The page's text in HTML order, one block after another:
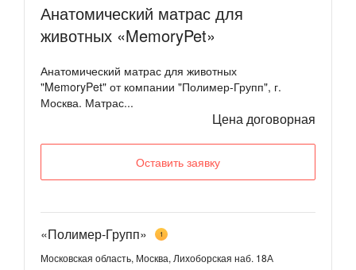
Анатомический матрас для
животных «MemoryPet»
Анатомический матрас для животных
"MemoryPet" от компании "Полимер-Групп", г.
Москва. Матрас...
Цена договорная
Оставить заявку
«Полимер-Групп» 1
Московская область, Москва, Лихоборская наб. 18А